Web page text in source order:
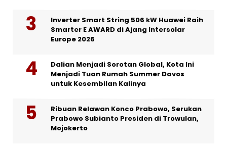
Inverter Smart String 506 kW Huawei Raih
Smarter E AWARD di Ajang Intersolar
Europe 2026
Dalian Menjadi Sorotan Global, Kota Ini
Menjadi Tuan Rumah Summer Davos
untuk Kesembilan Kalinya
Ribuan Relawan Konco Prabowo, Serukan
Prabowo Subianto Presiden di Trowulan,
Mojokerto